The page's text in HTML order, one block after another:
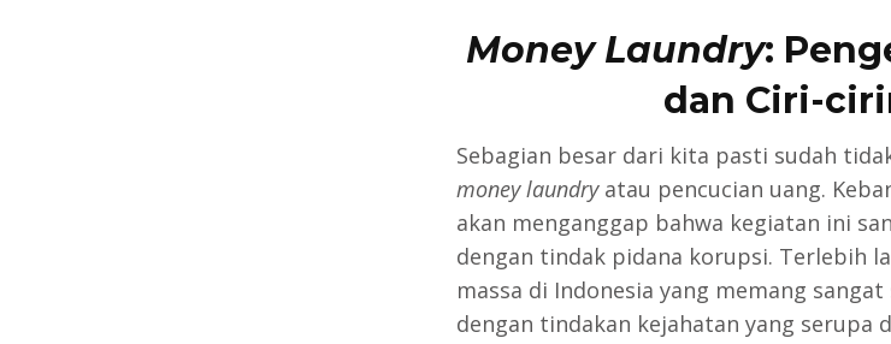
Money Laundry:
dan Ciri-
Sebagian besar dari kita pasti sudah
money laundryatau pencucian uang.
akan menganggap bahwa kegiatan ini
dengan tindak pidana korupsi. Terlebih
massa di Indonesia yang memang
dengan tindakan kejahatan yang serupa